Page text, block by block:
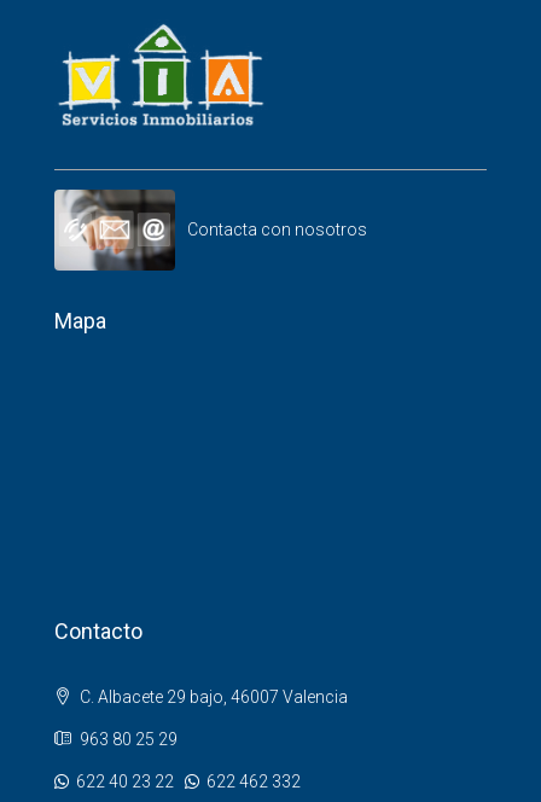
Contacta con nosotros
Mapa
Contacto
C. Albacete 29 bajo, 46007 Valencia
963 80 25 29
622 40 23 22 622 462 332